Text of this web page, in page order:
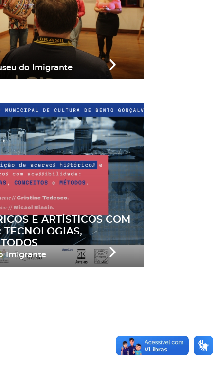
do Imigrante
E ARTÍSTICOS COM
Imigrante